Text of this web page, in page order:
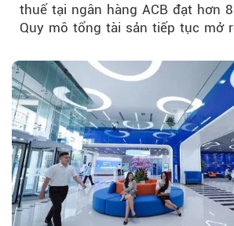
thuế tại ngân hàng ACB đạt hơn
Quy mô tổng tài sản tiếp tục mở